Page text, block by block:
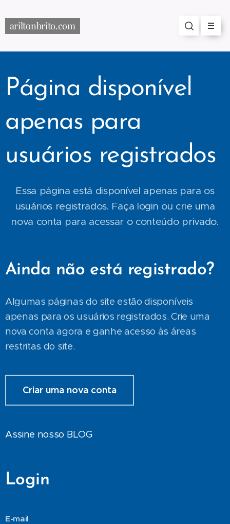
ariltonbrito.com
Página disponível
apenas para
usuários registrados
Essa página está disponível apenas para os
usuários registrados. Faça login ou crie uma
nova conta para acessar o conteúdo privado.
Ainda não está registrado?
Algumas páginas do site estão disponíveis
apenas para os usuários registrados. Crie uma
nova conta agora e ganhe acesso às áreas
restritas do site.
Criar uma nova conta
Assine nosso BLOG
Login
E-mail